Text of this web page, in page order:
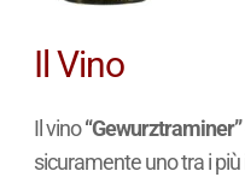
Il Vino
Il vino“Gewurztraminer”
sicuramente uno tra i